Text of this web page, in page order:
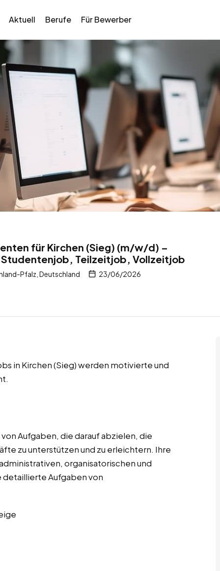
Aktuell Berufe Für Bewerber
für Kirchen (Sieg) (m/w/d) –
Teilzeitjob, Vollzeitjob
Pfalz, Deutschland 23/06/2026
in Kirchen (Sieg) werden motivierte und
Aufgaben, die darauf abzielen, die
zu unterstützen und zu erleichtern. Ihre
organisatorischen und
Aufgaben von